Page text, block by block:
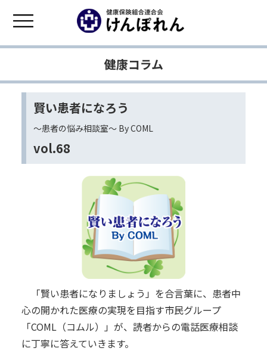
健康コラム
賢い患者になろう
〜患者の悩み相談室〜 By COML
vol.68
「賢い患者になりましょう」を合言葉に、患者中
心の開かれた医療の実現を目指す市民グループ
「COML（コムル）」が、読者からの電話医療相談
に丁寧に答えていきます。